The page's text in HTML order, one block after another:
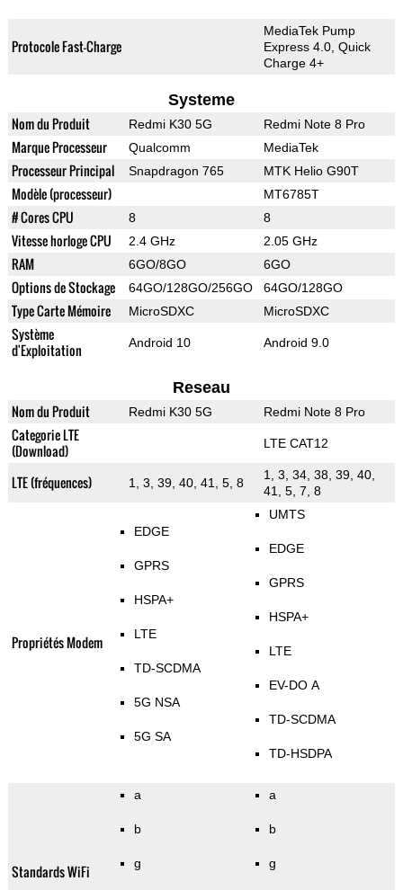
Protocole Fast-Charge
MediaTek Pump
Express 4.0, Quick
Charge 4+
Systeme
Nom du Produit Redmi K30 5G Redmi Note 8 Pro
Marque Processeur Qualcomm MediaTek
Processeur Principal Snapdragon 765 MTK Helio G90T
Modèle (processeur) MT6785T
# Cores CPU 8 8
Vitesse horloge CPU 2.4 GHz 2.05 GHz
RAM 6GO/8GO 6GO
Options de Stockage 64GO/128GO/256GO 64GO/128GO
Type Carte Mémoire MicroSDXC MicroSDXC
Système
d'Exploitation
Android 10 Android 9.0
Reseau
Nom du Produit Redmi K30 5G Redmi Note 8 Pro
Categorie LTE
(Download)
LTE CAT12
LTE (fréquences) 1, 3, 39, 40, 41, 5, 8
1, 3, 34, 38, 39, 40,
41, 5, 7, 8
Propriétés Modem
EDGE
GPRS
HSPA+
LTE
TD-SCDMA
5G NSA
5G SA
UMTS
EDGE
GPRS
HSPA+
LTE
EV-DO A
TD-SCDMA
TD-HSDPA
Standards WiFi
a
b
g
a
b
g